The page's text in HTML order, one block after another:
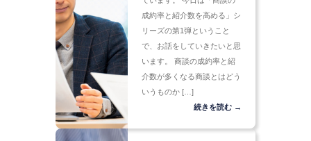
成約率と紹介数を高める」シ
リーズの第1弾ということ
で、お話をしていきたいと思
います。 商談の成約率と紹
介数が多くなる商談とはどう
いうものか […]
続きを読む →